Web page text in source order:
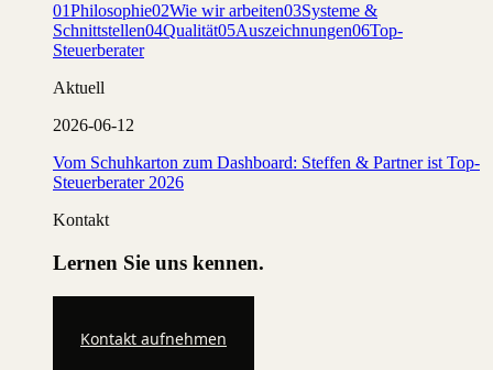
01Philosophie02Wie wir arbeiten03Systeme &
Schnittstellen04Qualität05Auszeichnungen06Top-
Steuerberater
Aktuell
2026-06-12
Vom Schuhkarton zum Dashboard: Steffen & Partner ist Top-
Steuerberater 2026
Kontakt
Lernen Sie uns kennen.
Kontakt aufnehmen